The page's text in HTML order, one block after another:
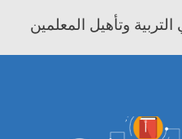
وتأهيل المعلمين